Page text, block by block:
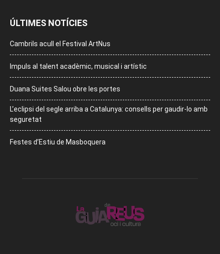
ÚLTIMES NOTÍCIES
Cambrils acull el Festival ArtNus
Impuls al talent acadèmic, musical i artístic
Duana Suites Salou obre les portes
L’eclipsi del segle arriba a Catalunya: consells per gaudir-lo amb
seguretat
Festes d’Estiu de Masboquera